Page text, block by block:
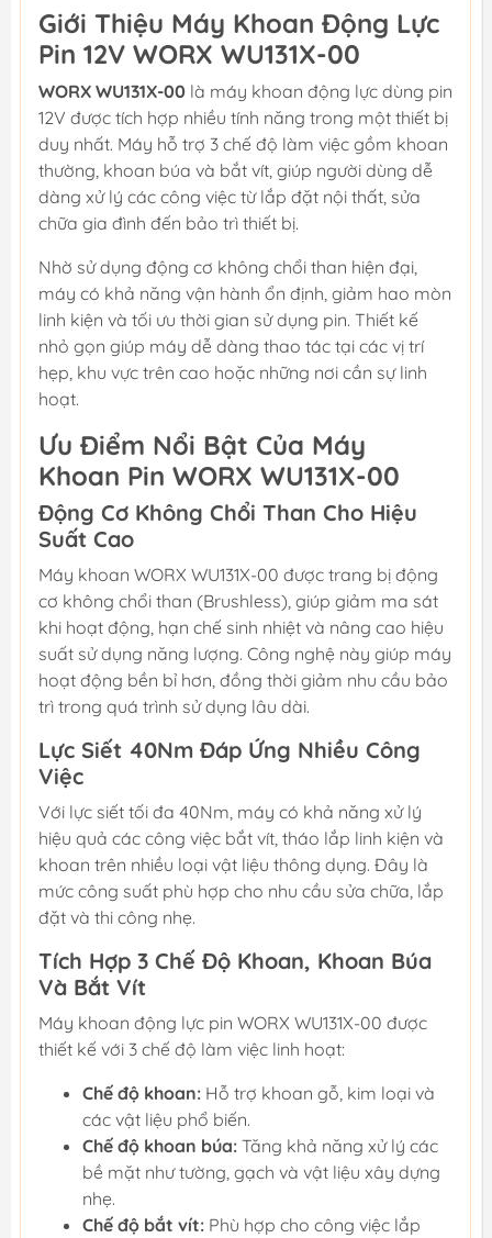
Giới Thiệu Máy Khoan Động Lực
Pin 12V WORX WU131X-00
WORX WU131X-00 là máy khoan động lực dùng pin
12V được tích hợp nhiều tính năng trong một thiết bị
duy nhất. Máy hỗ trợ 3 chế độ làm việc gồm khoan
thường, khoan búa và bắt vít, giúp người dùng dễ
dàng xử lý các công việc từ lắp đặt nội thất, sửa
chữa gia đình đến bảo trì thiết bị.
Nhờ sử dụng động cơ không chổi than hiện đại,
máy có khả năng vận hành ổn định, giảm hao mòn
linh kiện và tối ưu thời gian sử dụng pin. Thiết kế
nhỏ gọn giúp máy dễ dàng thao tác tại các vị trí
hẹp, khu vực trên cao hoặc những nơi cần sự linh
hoạt.
Ưu Điểm Nổi Bật Của Máy
Khoan Pin WORX WU131X-00
Động Cơ Không Chổi Than Cho Hiệu
Suất Cao
Máy khoan WORX WU131X-00 được trang bị động
cơ không chổi than (Brushless), giúp giảm ma sát
khi hoạt động, hạn chế sinh nhiệt và nâng cao hiệu
suất sử dụng năng lượng. Công nghệ này giúp máy
hoạt động bền bỉ hơn, đồng thời giảm nhu cầu bảo
trì trong quá trình sử dụng lâu dài.
Lực Siết 40Nm Đáp Ứng Nhiều Công
Việc
Với lực siết tối đa 40Nm, máy có khả năng xử lý
hiệu quả các công việc bắt vít, tháo lắp linh kiện và
khoan trên nhiều loại vật liệu thông dụng. Đây là
mức công suất phù hợp cho nhu cầu sửa chữa, lắp
đặt và thi công nhẹ.
Tích Hợp 3 Chế Độ Khoan, Khoan Búa
Và Bắt Vít
Máy khoan động lực pin WORX WU131X-00 được
thiết kế với 3 chế độ làm việc linh hoạt:
Chế độ khoan: Hỗ trợ khoan gỗ, kim loại và
các vật liệu phổ biến.
Chế độ khoan búa: Tăng khả năng xử lý các
bề mặt như tường, gạch và vật liệu xây dựng
nhẹ.
Chế độ bắt vít: Phù hợp cho công việc lắp